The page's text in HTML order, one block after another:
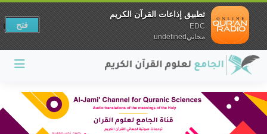
تطبيق إذاعات القرآن الكريم
EDC
مجانيundefined
فتح